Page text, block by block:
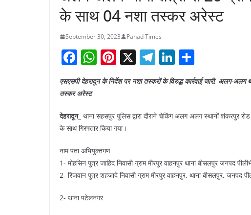
के साथ 04 नशा तस्कर अरेस्ट
September 30, 2023 Pahad Times
F
a
c
b
o
o
k
W
h
at
A
p
p
Pi
nt
er
st
X T
el
e
a
Li
k
dI
h
ar
एसएसपी देहरादून के निर्देश पर नशा तस्करों के विरुद्ध कार्रवाई जारी, अलग-
तस्कर अरेस्ट
देहरादून_ थाना सहसपुर पुलिस द्वारा दौराने चेकिंग अलग अलग स्थानों शंकरपुर
के साथ गिरफ्तार किया गया।
नाम पता अभियुक्तगण
1- मोहसिन पुत्र जाहिद निवासी ग्राम मीरपुर वाहनपुर थाना बीसलपुर जनपद
2- रिजवान पुत्र शहजादे निवासी ग्राम मीरपुर वाहनपुर, थाना बीसलपुर, जनपद
2- थाना पटेलनगर